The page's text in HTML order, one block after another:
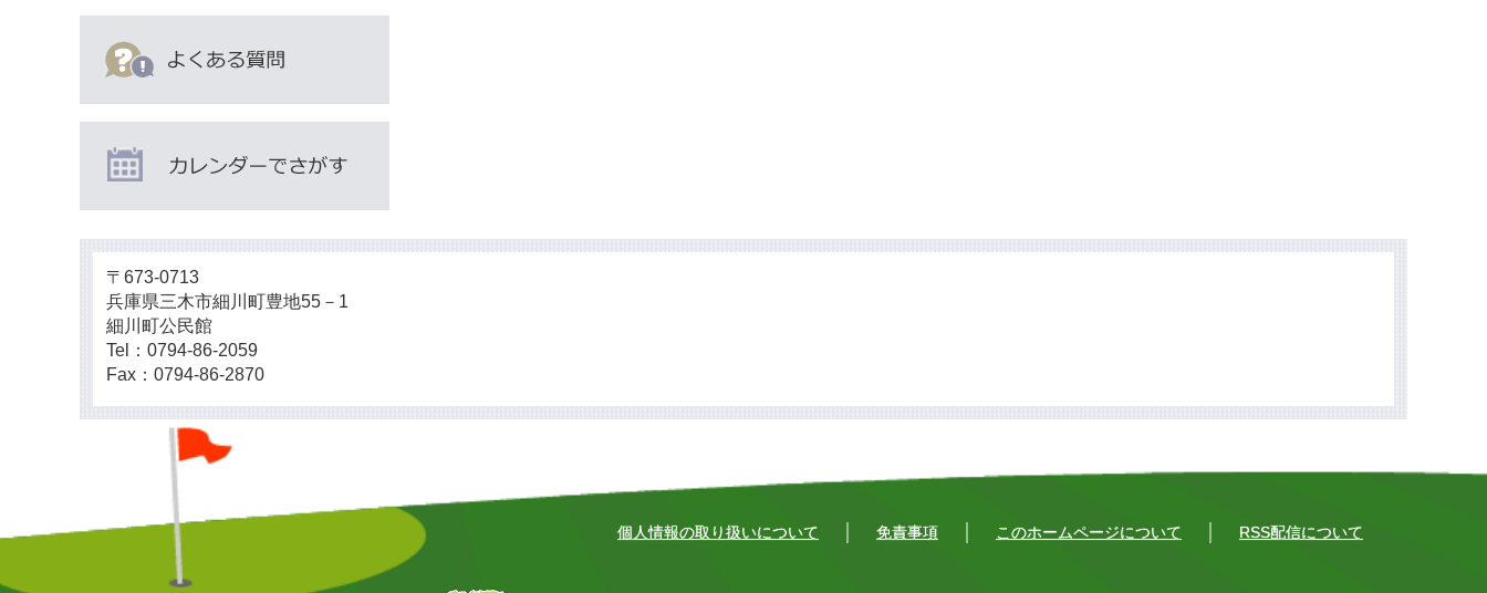
〒673-0713
兵庫県三木市細川町豊地55－1
細川町公民館
Tel：0794-86-2059
Fax：0794-86-2870
個人情報の取り扱いについて 免責事項 このホームページについて RSS配信について